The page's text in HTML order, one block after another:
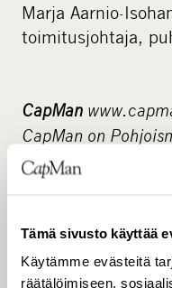
Tämä sivusto käyttää
Käytämme evästeitä
räätälöimiseen,
Marja Aarnio-
toimitusjohtaja,
CapMan
CapMan on
vaihtoehtoisen
hallinnoi noin 3,6
(CapMan Buyout,
Life Science,
Market ja CapMan